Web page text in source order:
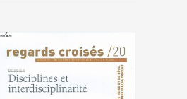
Les
options
peuvent